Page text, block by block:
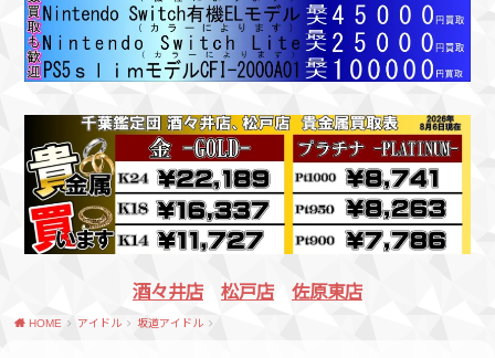
酒々井店 松戸店 佐原東店
HOME アイドル 坂道アイドル